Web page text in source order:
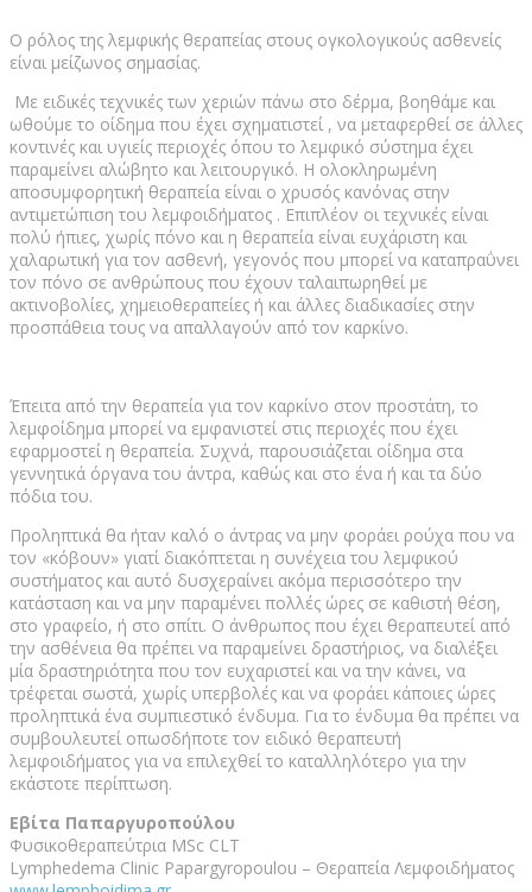
Ο ρόλος της λεμφικής θεραπείας στους ογκολογικούς ασθενείς
είναι μείζωνος σημασίας.
Με ειδικές τεχνικές των χεριών πάνω στο δέρμα, βοηθάμε και
ωθούμε το οίδημα που έχει σχηματιστεί , να μεταφερθεί σε άλλες
κοντινές και υγιείς περιοχές όπου το λεμφικό σύστημα έχει
παραμείνει αλώβητο και λειτουργικό. Η ολοκληρωμένη
αποσυμφορητική θεραπεία είναι ο χρυσός κανόνας στην
αντιμετώπιση του λεμφοιδήματος . Επιπλέον οι τεχνικές είναι
πολύ ήπιες, χωρίς πόνο και η θεραπεία είναι ευχάριστη και
χαλαρωτική για τον ασθενή, γεγονός που μπορεί να καταπραΰνει
τον πόνο σε ανθρώπους που έχουν ταλαιπωρηθεί με
ακτινοβολίες, χημειοθεραπείες ή και άλλες διαδικασίες στην
προσπάθεια τους να απαλλαγούν από τον καρκίνο.
Έπειτα από την θεραπεία για τον καρκίνο στον προστάτη, το
λεμφοίδημα μπορεί να εμφανιστεί στις περιοχές που έχει
εφαρμοστεί η θεραπεία. Συχνά, παρουσιάζεται οίδημα στα
γεννητικά όργανα του άντρα, καθώς και στο ένα ή και τα δύο
πόδια του.
Προληπτικά θα ήταν καλό ο άντρας να μην φοράει ρούχα που να
τον «κόβουν» γιατί διακόπτεται η συνέχεια του λεμφικού
συστήματος και αυτό δυσχεραίνει ακόμα περισσότερο την
κατάσταση και να μην παραμένει πολλές ώρες σε καθιστή θέση,
στο γραφείο, ή στο σπίτι. Ο άνθρωπος που έχει θεραπευτεί από
την ασθένεια θα πρέπει να παραμείνει δραστήριος, να διαλέξει
μία δραστηριότητα που τον ευχαριστεί και να την κάνει, να
τρέφεται σωστά, χωρίς υπερβολές και να φοράει κάποιες ώρες
προληπτικά ένα συμπιεστικό ένδυμα. Για το ένδυμα θα πρέπει να
συμβουλευτεί οπωσδήποτε τον ειδικό θεραπευτή
λεμφοιδήματος για να επιλεχθεί το καταλληλότερο για την
εκάστοτε περίπτωση.
Εβίτα Παπαργυροπούλου
Φυσικοθεραπεύτρια MSc CLT
Lymphedema Clinic Papargyropoulou – Θεραπεία Λεμφοιδήματος